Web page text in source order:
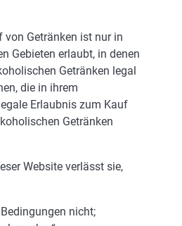
von Getränken ist nur in
Gebieten erlaubt, in denen
Getränken legal
die in ihrem
Erlaubnis zum Kauf
Getränken
Website verlässt sie,
nicht;